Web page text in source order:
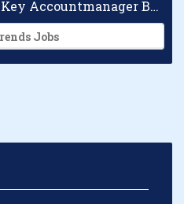
Checkpoint Systems Key Accountmanager Benelux
Jobs